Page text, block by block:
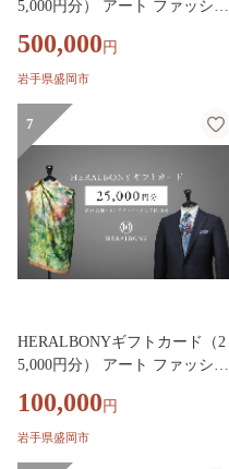
5,000円分） アート ファッショ
ゼント お祝い 贈答人気 おすす
め 岩手県 盛岡市 岩手 盛岡 株
500,000 円
岩手県盛岡市
7
HERALBONYギフトカード（2
5,000円分） アート ファッショ
ゼント お祝い 贈答人気 おすす
め 岩手県 盛岡市 岩手 盛岡 株
100,000 円
岩手県盛岡市